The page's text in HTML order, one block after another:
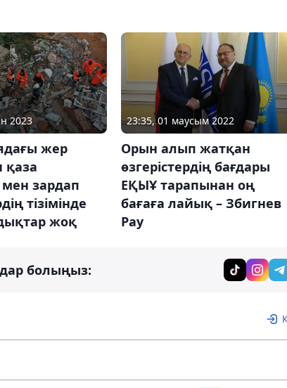
2023
жер
қаза
зардап
тізімінде
жоқ
23:35, 01 маусым 2022
Орын алып жатқан
өзгерістердің бағдары
ЕҚЫҰ тарапынан оң
бағаға лайық – Збигнев
Рау
болыңыз: